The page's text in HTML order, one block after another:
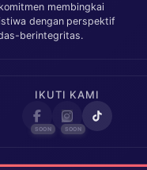
membingkai
dengan perspektif
berintegritas.
IKUTI KAMI